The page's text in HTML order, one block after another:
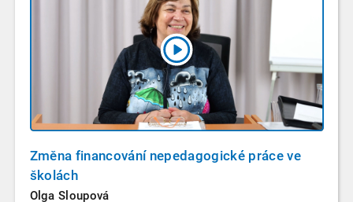
Změna financování nepedagogické práce ve
školách
Olga Sloupová